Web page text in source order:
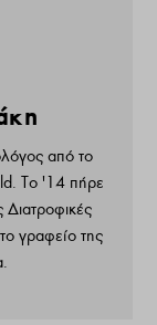
από το
Το '14 πήρε
γραφείο της